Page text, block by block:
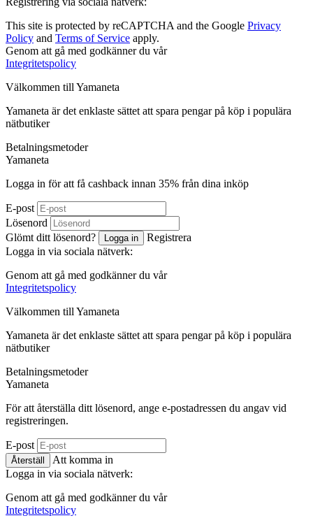
This site is protected by reCAPTCHA and the Google Privacy
Policy and Terms of Service apply.
Genom att gå med godkänner du vår
Integritetspolicy
Välkommen till Yamaneta
Yamaneta är det enklaste sättet att spara pengar på köp i populära
nätbutiker
Betalningsmetoder
Yamaneta
Logga in för att få cashback innan 35% från dina inköp
E-post
Lösenord
Glömt ditt lösenord?
Logga in
Registrera
Logga in via sociala nätverk:
Genom att gå med godkänner du vår
Integritetspolicy
Välkommen till Yamaneta
Yamaneta är det enklaste sättet att spara pengar på köp i populära
nätbutiker
Betalningsmetoder
Yamaneta
För att återställa ditt lösenord, ange e-postadressen du angav vid
registreringen.
E-post
Återställ
Att komma in
Logga in via sociala nätverk:
Genom att gå med godkänner du vår
Integritetspolicy